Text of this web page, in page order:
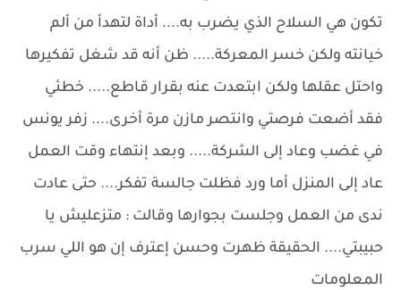
تكون هي السلاح الذي يضرب به.... أداة لتهدأ من ألم
خيانته ولكن خسر المعركة..... ظن أنه قد شغل تفكيرها
واحتل عقلها ولكن ابتعدت عنه بقرار قاطع..... خطئي
فقد أضعت فرصتي وانتصر مازن مرة أخرى.... زفر يونس
في غضب وعاد إلى الشركة..... وبعد إنتهاء وقت العمل
عاد إلى المنزل أما ورد فظلت جالسة تفكر.... حتى عادت
ندى من العمل وجلست بجوارها وقالت : متزعليش يا
حبيبتي.... الحقيقة ظهرت وحسن إعترف إن هو اللي سرب
المعلومات